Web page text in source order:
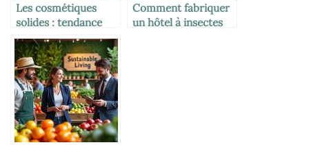
Les cosmétiques
solides : tendance
zéro déchet et bio
Comment fabriquer
un hôtel à insectes